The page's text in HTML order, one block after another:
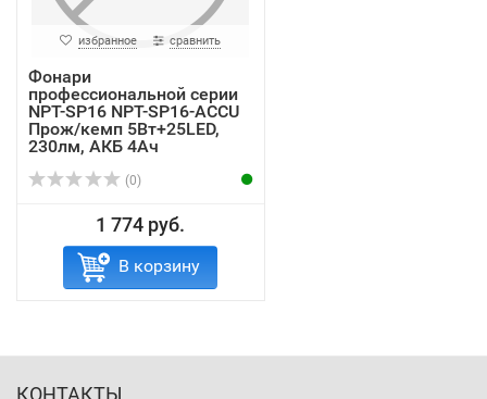
избранное сравнить
Фонари
профессиональной серии
NPT-SP16 NPT-SP16-ACCU
Прож/кемп 5Вт+25LED,
230лм, АКБ 4Ач
(0)
1 774 руб.
В корзину
КОНТАКТЫ